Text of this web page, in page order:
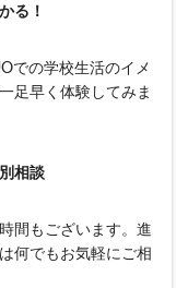
る！
での学校生活のイメ
足早く体験してみま
相談
間もございます。進
何でもお気軽にご相